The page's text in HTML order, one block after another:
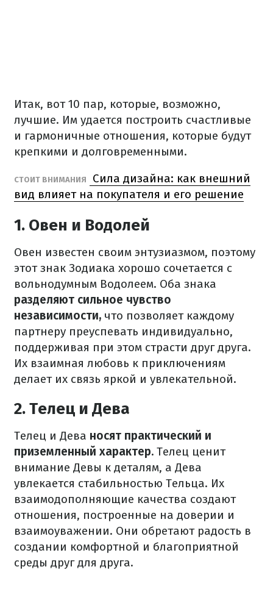
Итак, вот 10 пар, которые, возможно,
лучшие. Им удается построить счастливые
и гармоничные отношения, которые будут
крепкими и долговременными.
СТОИТ ВНИМАНИЯ
Сила дизайна: как внешний
вид влияет на покупателя и его решение
1. Овен и Водолей
Овен известен своим энтузиазмом, поэтому
этот знак Зодиака хорошо сочетается с
вольнодумным Водолеем. Оба знака
разделяют сильное чувство
независимости, что позволяет каждому
партнеру преуспевать индивидуально,
поддерживая при этом страсти друг друга.
Их взаимная любовь к приключениям
делает их связь яркой и увлекательной.
2. Телец и Дева
Телец и Дева носят практический и
приземленный характер. Телец ценит
внимание Девы к деталям, а Дева
увлекается стабильностью Тельца. Их
взаимодополняющие качества создают
отношения, построенные на доверии и
взаимоуважении. Они обретают радость в
создании комфортной и благоприятной
среды друг для друга.